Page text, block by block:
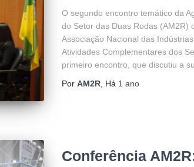
O segundo encontro temático da
do Setor das Duas Rodas (AM2R)
Associação Nacional das
Atividades Complementares dos
primeiro encontro, que discutiu a
Por AM2R, Há 1 ano
Conferência